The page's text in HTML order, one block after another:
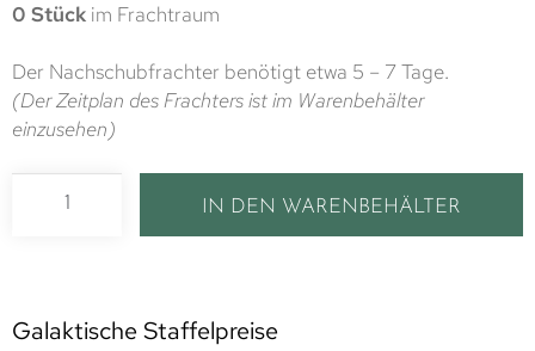
0 Stück im Frachtraum
Der Nachschubfrachter benötigt etwa 5 – 7 Tage.
(Der Zeitplan des Frachters ist im Warenbehälter
einzusehen)
IN DEN WARENBEHÄLTER
Galaktische Staffelpreise